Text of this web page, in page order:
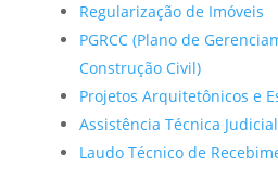
Regularização de Imóveis
PGRCC (Plano de
Construção Civil)
Projetos Arquitetônicos e
Assistência Técnica Judicial
Laudo Técnico de